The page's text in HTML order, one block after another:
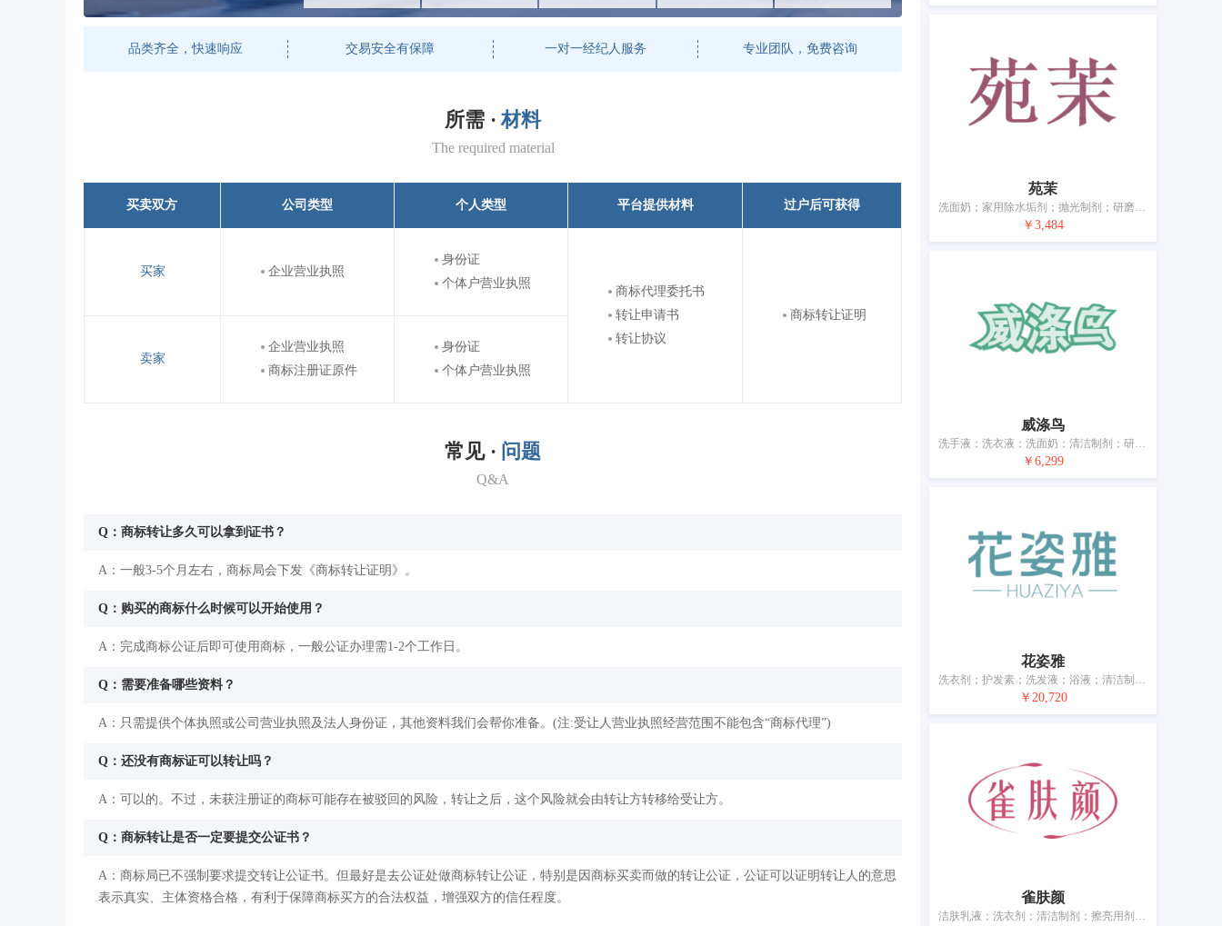
品类齐全，快速响应 交易安全有保障 一对一经纪人服务 专业团队，免费咨询
所需 · 材料
The required material
买卖双方 公司类型 个人类型 平台提供材料 过户后可获得
买家 企业营业执照
身份证
个体户营业执照
商标代理委托书
转让申请书
转让协议
商标转让证明
卖家
企业营业执照
商标注册证原件
身份证
个体户营业执照
常见 · 问题
Q&A
Q：商标转让多久可以拿到证书？
A：一般3-5个月左右，商标局会下发《商标转让证明》。
Q：购买的商标什么时候可以开始使用？
A：完成商标公证后即可使用商标，一般公证办理需1-2个工作日。
Q：需要准备哪些资料？
A：只需提供个体执照或公司营业执照及法人身份证，其他资料我们会帮你准备。(注:受让人营业执照经营范围不能包含“商标代理”)
Q：还没有商标证可以转让吗？
A：可以的。不过，未获注册证的商标可能存在被驳回的风险，转让之后，这个风险就会由转让方转移给受让方。
Q：商标转让是否一定要提交公证书？
A：商标局已不强制要求提交转让公证书。但最好是去公证处做商标转让公证，特别是因商标买卖而做的转让公证，公证可以证明转让人的意思
表示真实、主体资格合格，有利于保障商标买方的合法权益，增强双方的信任程度。
苑茉
洗面奶；家用除水垢剂；抛光制剂；研磨剂；薰衣草油；个人或动物用除臭剂；化妆品；牙膏；香；室内用空气芳香剂
￥3,484
威涤鸟
洗手液；洗衣液；洗面奶；清洁制剂；研磨材料；香料；化妆品；牙膏；香木；宠物用除臭剂
￥6,299
花姿雅
洗衣剂；护发素；洗发液；浴液；清洁制剂；香精油；抗衰老保湿液（化妆品）；抗衰老面霜；化妆品；牙膏
￥20,720
雀肤颜
洁肤乳液；洗衣剂；清洁制剂；擦亮用剂；研磨材料；香精油；化妆品；牙膏；香；动物用化妆品